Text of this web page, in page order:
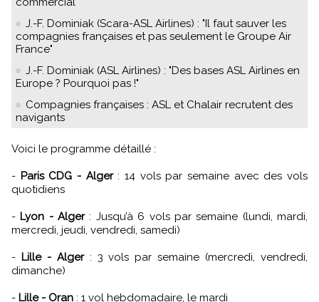
J.-F. Dominiak (Scara-ASL Airlines) : "Il faut sauver les
compagnies françaises et pas seulement le Groupe Air
France"
J.-F. Dominiak (ASL Airlines) : "Des bases ASL Airlines en
Europe ? Pourquoi pas !"
Compagnies françaises : ASL et Chalair recrutent des
navigants
Voici le programme détaillé :
- Paris CDG - Alger: 14 vols par semaine avec des vols
quotidiens
- Lyon - Alger: Jusqu’à 6 vols par semaine (lundi, mardi,
mercredi, jeudi, vendredi, samedi)
- Lille - Alger: 3 vols par semaine (mercredi, vendredi,
dimanche)
- Lille - Oran : 1 vol hebdomadaire, le mardi